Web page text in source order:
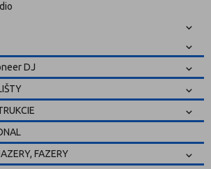
DJ
FAZERY